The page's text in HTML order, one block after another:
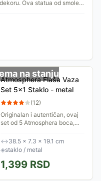
Ova statua od smole
na stanju
Atmosphera Flaša Vaza
Set 5x1 Staklo - metal
(12)
Originalan i autentičan, ovaj
set od 5 Atmosphera boca,
držači sveća, lako će pronaći
svoje mesto u univerzumu u
retro...
↔38.5 × 7.3 × 19.1 cm
◈staklo / metal
1,399 RSD